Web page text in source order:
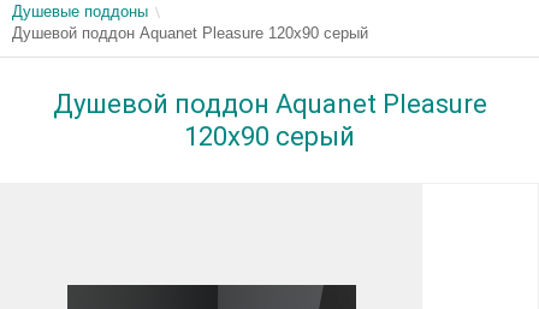
Душевые поддоны
Душевой поддон Aquanet Pleasure 120х90 серый
Душевой поддон Aquanet Pleasure
120х90 серый